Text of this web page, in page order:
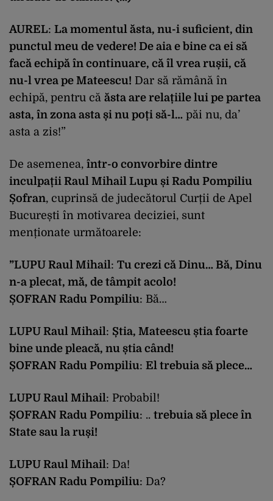
AUREL: La momentul ăsta, nu-i suficient, din
punctul meu de vedere! De aia e bine ca ei să
facă echipă în continuare, că îl vrea rușii, că
nu-l vrea pe Mateescu! Dar să rămână în
echipă, pentru că ăsta are relațiile lui pe partea
asta, în zona asta și nu poți să-l… păi nu, da’
asta a zis!”
De asemenea, într-o convorbire dintre
inculpații Raul Mihail Lupu și Radu Pompiliu
Șofran, cuprinsă de judecătorul Curții de Apel
București în motivarea deciziei, sunt
menționate următoarele:
”LUPU Raul Mihail: Tu crezi că Dinu… Bă, Dinu
n-a plecat, mă, de tâmpit acolo!
ȘOFRAN Radu Pompiliu: Bă…
LUPU Raul Mihail: Știa, Mateescu știa foarte
bine unde pleacă, nu știa când!
ȘOFRAN Radu Pompiliu: El trebuia să plece…
LUPU Raul Mihail: Probabil!
ȘOFRAN Radu Pompiliu: .. trebuia să plece în
State sau la ruși!
LUPU Raul Mihail: Da!
ȘOFRAN Radu Pompiliu: Da?